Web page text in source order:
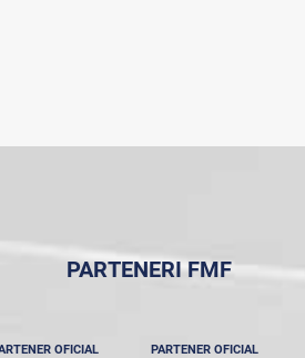
PARTENERI FMF
OFICIAL PARTENER OFICIAL